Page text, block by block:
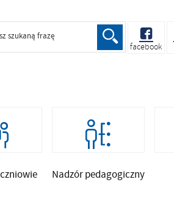
szukaną frazę
facebook
Nadzór pedagogiczny